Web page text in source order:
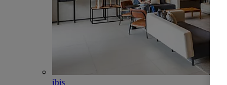
ibis